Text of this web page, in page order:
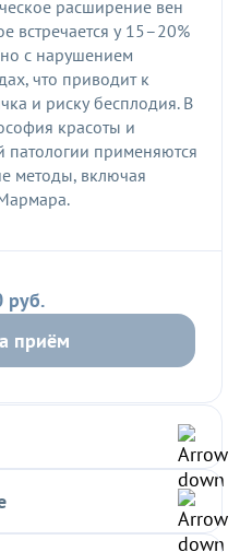
расширение вен
встречается у 15–20%
с нарушением
что приводит к
и риску бесплодия. В
красоты и
патологии применяются
методы, включая
руб.
приём